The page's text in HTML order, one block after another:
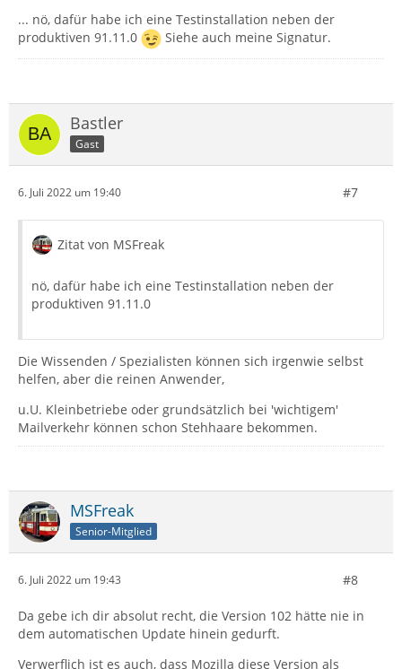
... nö, dafür habe ich eine Testinstallation neben der
produktiven 91.11.0
Siehe auch meine Signatur.
Bastler
Gast
6. Juli 2022 um 19:40 #7
Zitat von MSFreak
nö, dafür habe ich eine Testinstallation neben der
produktiven 91.11.0
Die Wissenden / Spezialisten können sich irgenwie selbst
helfen, aber die reinen Anwender,
u.U. Kleinbetriebe oder grundsätzlich bei 'wichtigem'
Mailverkehr können schon Stehhaare bekommen.
MSFreak
Senior-Mitglied
6. Juli 2022 um 19:43 #8
Da gebe ich dir absolut recht, die Version 102 hätte nie in
dem automatischen Update hinein gedurft.
Verwerflich ist es auch, dass Mozilla diese Version als